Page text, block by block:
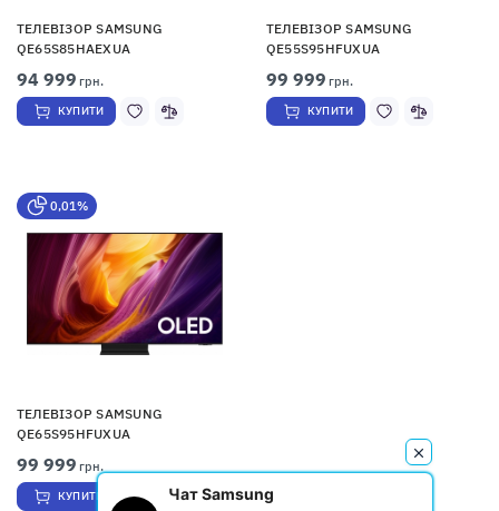
ТЕЛЕВІЗОР SAMSUNG
QE65S85HAEXUA
94 999 грн.
КУПИТИ
ТЕЛЕВІЗОР SAMSUNG
QE55S95HFUXUA
99 999 грн.
КУПИТИ
0,01%
ТЕЛЕВІЗОР SAMSUNG
QE65S95HFUXUA
99 999 грн.
КУПИТИ Чат Samsung